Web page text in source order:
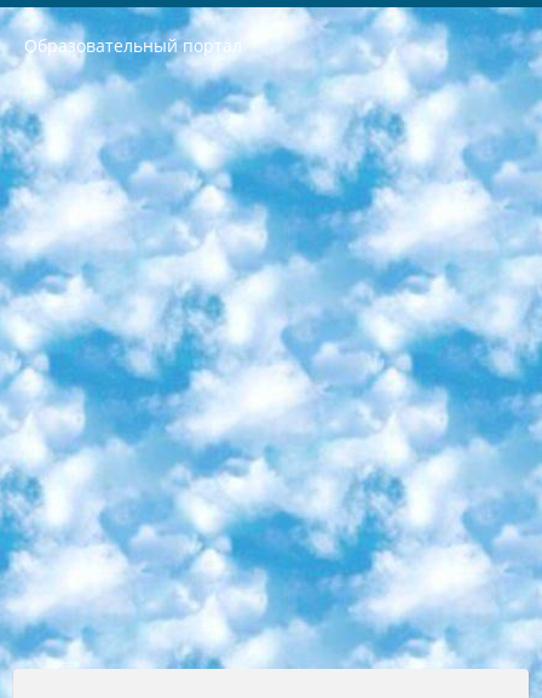
Образовательный портал
РЕСПУБЛИКА УЗБЕКИСТАН МИНИСТРЕРСТВО ДОШКОЛЬНОГО И ШКОЛЬНОГО ОБРАЗОВАНИЯ КОМАНДА в общеобразовательных учреждениях в 2023-2024 учебном году организация и проведение итоговой государственной аттестации обучающихся о Министра дошкольного и школьного образования Республики Узбекистан от 4 марта 2008 года (постановлением Минюста от 20 марта 2008 года № 1778 государственной регистрации) «Итоговое состояние учащихся общего среднего образования на основании положения об утверждении положения об аттестации общего среднего образования выпускной экзамен студентов в образовательных учреждениях в 2023-2024 учебном году В целях организации и прохождения аттестации приказываю: 1. Следующее: перечень предметов, по которым будет проводиться итоговая государственная аттестация и экзамен формы перевода согласно приложению 1; сертификаты международного образца, оценивающие уровень владения иностранными языками перечень согласно приложению 2; 2. Педагогический при специализированных образовательных учреждениях. научно-практический центр квалификации и международной оценки (Д.Давидова) 2024 г. До 25 марта: задания по предметам, по которым будет проводиться итоговая аттестация разработка и утверждение технических условий; итоговая аттестация на основании разработанного предметного задания разработка вопросов по предметам (устно и письменно), экзамен передача; общеобразовательные средние школы и специальные учебные заведения учащиеся выпускных классов школ и интернатов в агентской системе подготовка базы данных экзаменационных материалов и критериев оценки; перевод базы экзаменационных материалов на все языки обучения подать в Республиканский образовательный центр для изготовления; варианты экзаменов на основе разработанных контрольных материалов пусть будут поставлены задачи формирования. 3. Республиканский образовательный центр (Ш.Худайкулов) до 5 апреля 2024 года. до: база данных предоставленных экзаменационных материалов на все языки обучения перевод и экспертиза; для слепых, слабовидящих, глухих, слабослышащих и умственно отсталых детей учащиеся выпускных классов специализированных школ и школ-интернатов база данных экзаменационных материалов на всех преподаваемых языках подготовка критериев оценки; специализированные школы для умственно отсталых детей и технологии для учащихся выпускных классов школ-интернатов разработка соответствующих рекомендаций и критериев проведения ЕГЭ по естествознанию давать задания. 4. Педагогический при специализированных образовательных учреждениях. Научно-практический центр навыков и международной оценки (Д.Давидова), Республика образовательный центр (Худайкулов Ш.) итоговый государственный аттестационный экзамен ориентирован на творческое и логическое мышление при подготовке базы материалов учитывать введение заданий. 5. Следует отметить, что: сертификат государственного образца о знании общеобразовательного предмета и как минимум национальный уровень B1 по предметам на иностранных языках, указанным в Приложении 2. или международно признанный сертификат эквивалентного уровня студенты, изучающие определенный предмет, освобождаются от экзамена; по соответствующим предметам запланирована итоговая государственная аттестация за день до дня, путем жеребьевки Рабочей группой (в письменной форме по предметам, проводимым в форме) из числа сформированных вариантов выбрано 2 варианта; 2 выбранных варианта экзамена анонсированы на официальном сайте министерства и все выпускники по всей стране на основе этих вариантов проводит итоговую государственную аттестацию. 6. Государственное образование учащихся средних общеобразовательных учреждений. знания в соответствии с квалификационными требованиями, которые необходимо приобрести на основании стандартов итоговый (выпускной) контроль для 9 и 11 классов в целях тестирования Экзамены (далее – экзамены) состоят из предметов, перечисленных в приложении 1. будет сделано. 7. Экзамены пройдут с 26 мая по 15 июня 2024 г. (кроме науки физического воспитания). 8. Физическая для учащихся 9 классов общесредних образовательных учреждений. Экзамены по предмету «Образование, квалификация медицина» 1-6 мая 2024 года. сотрудники перевести под присмотр (с отклонениями в физическом или умственном развитии) специализированная школа для детей, школы-интернаты и со сколиозом школы-интернаты санаторного типа для больных детей исключены). 9. Он был слепым, слабовидящим и имел нарушения опорно-двигательного аппарата. экзамены в специализированных школах и интернатах для детей должны проводиться исходя из требований, предъявляемых к общеобразовательным учреждениям (физкультура кроме науки). 10. Специализированная школа для глухих и слабослышащих детей. и экзамены в интернатах и быть реализован в виде письменного теста по математике. 11. Специальность для умственно отсталых детей. Для 9 класса Родной язык и литературное письмо Государственный язык (язык обучения – узбекский). для неклассов) написано Математическое письмо Письменная/устная история Узбекистана Физическое воспитание практично Итоговый контроль Для 11 класса Написание родного языка и литературы (эссе) Математическое письмо Узбекский язык (обучение на узбекском языке) не посещающее общее среднее образование для учреждений)/Образовательное учреждение выбор письменный и устный Иностранный язык письменный/устный Письменная/устная история Узбекистана *По выбору студента:  Химия  Физика  Основы государственного права  География 10 бесплатных образовательных ресурсов - Мы составили подборку онлайн-проектов с интерактивными упражнениями, видеолекциями и статьями. Они помогут вам обрести новые и освежить старые знания бесплатно. 1. «ИНТУИТ» Старейшая образовательная площадка Рунета. Здесь вы найдёте сотни текстовых и видеокурсов на десятки различных тем — от программирования до психологии. Многие курсы подготовлены российскими университетами и крупными международными компаниями вроде Intel и Microsoft. Самостоятельное обучение бесплатное, но желающие могут оплатить услуги персональных наставников. 2. «Смартия» знакомит с актуальными профессиями и подсказывает, как им обучаться. Выбрав заинтересовавшую вас специальность — SMM-специалист, фотограф, веб-дизайнер или другую, — увидите список необходимых для неё умений. Чтобы вы могли освоить их самостоятельно, для каждого умения площадка отображает подборку ссылок на учебные материалы. Хотя «Смартия» ориентируется на русскоязычную аудиторию, часть контента всё же доступна только на английском. 3. «Лекторий Физтеха» Проект Московского физико-технического института (Физтеха). С его помощью вы можете смотреть онлайн серии лекций, записанные на видео в этом вузе. В числе доступных предметов — физика, биология, химия, информационные технологии и другие. К некоторым лекциям администрация ресурса прилагает готовые конспекты, которые можно скачивать в PDF-формате. 4. ITMOcourses Онлайн-площадка Санкт-Петербургского национального исследовательского университета информационных технологий, механики и оптики (ИТМО). Ресурс предоставляет свободный доступ к курсам, разработанным в этом вузе. Каталог материалов разбит на четыре категории: «Оптические системы и технологии», «Приборостроение и робототехника», «Информационные технологии» и «Биотехнологии». Курсы состоят из видеолекций, интерактивных демонстраций и заданий. 5. «КиберЛенинка» Электронная научная библиотека открытого доступа. Каталог площадки регулярно обрастает текстами статей из различных научных изданий. Сгруппированные по журналам и рубрикам публикации можно читать онлайн или скачивать целиком в PDF-формате. Проект нацелен на популяризацию науки за счёт открытого доступа к качественной информации. 6. «ПостНаука» На этом ресурсе публикуют подборки видеолекций, составленные экспертами из разных отраслей и объединённые общими темами. Среди них, к примеру, есть серии «Биоинформатика и геномика», «Культура средневековой Скандинавии» и Cinema Studies о теории кино. Каждая подборка лекций — логически связанная история, рассказанная экспертом от первого лица. Кроме того, на сайте появляются научно-образовательные статьи и тесты на разные темы. 7. «Newочём» Команда проекта «Newочём» отбирает самые интересные тексты из англоязычных СМИ и переводит те из них, за которые голосуют участники сообщества «ВКонтакте». По большей части это научно-популярные статьи. Редакторы придумывают лишь заголовки, в остальном содержание переводов соответствует оригиналам. Полные тексты можно читать прямо в социальной сети. 8. InternetUrok Онлайн-база материалов по основным дисциплинам школьной программы. Информация на сайте структурирована по классам, предметам и темам (урокам). Каждый урок состоит из видеолекций и конспектов. Есть также интерактивные тренажёры и тесты для закрепления пройденного материала. Даже если вы давно окончили школу, возможность повторить программу старших классов всегда может пригодиться. 9. Edutainme Ещё один ресурс об образовании. В отличие от Newtonew, как мне кажется, Edutainme больше ориентируется на представителей индустрии: педагогов, предпринимателей, разработчиков образовательных проектов. Но и любой, кто просто стремится к саморазвитию, найдёт на сайте много полезного и интересного для себя. Например, информацию о новых курсах и образовательных сервисах. 10. Newtonew Онлайн-медиа об образовании и обучении в широком смысле. Авторы Newtonew пишут об инструментах, заведениях, тактиках и стратегиях, которые помогают учить других и получать новые знания самостоятельно. На этой площадке вы найдёте новости, обзоры, аналитические мат